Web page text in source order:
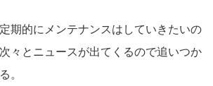
期的にメンテナンスはしていきたいの
々とニュースが出てくるので追いつか
。